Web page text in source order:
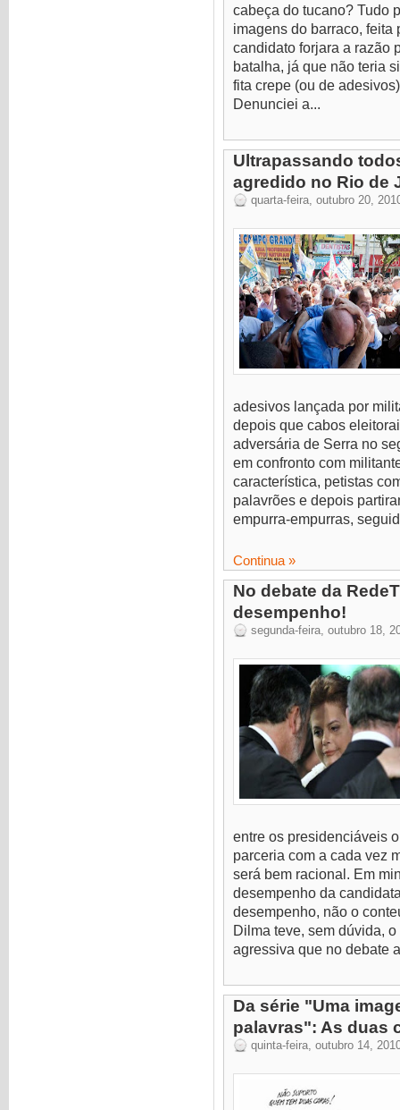
cabeça do tucano? Tudo
imagens do barraco, feita
candidato forjara a razão
batalha, já que não teria
fita crepe (ou de
Denunciei a...
Ultrapassando
agredido no Rio de
quarta-feira, outubro 20,
adesivos lançada por
depois que cabos
adversária de Serra no
em confronto com
característica, petistas
palavrões e depois
empurra-empurras,
Continua »
No debate da
desempenho!
segunda-feira, outubro 18,
entre os presidenciáveis
parceria com a cada vez
será bem racional. Em
desempenho da
desempenho, não o
Dilma teve, sem dúvida,
agressiva que no debate
Da série "Uma
palavras": As duas
quinta-feira, outubro 14,